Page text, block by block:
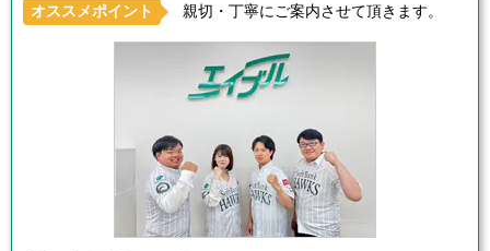
オススメポイント 親切・丁寧にご案内させて頂きます。